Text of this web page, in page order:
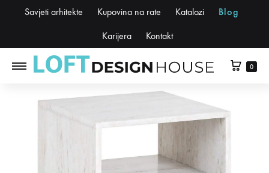
Savjeti arhitekte Kupovina na rate Katalozi Blog
Karijera Kontakt
0